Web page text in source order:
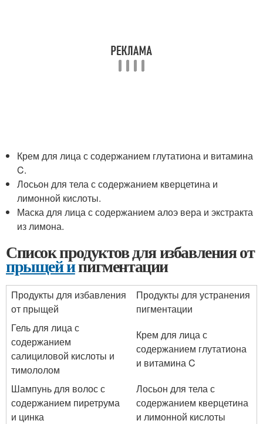
Крем для лица с содержанием глутатиона и витамина
C.
Лосьон для тела с содержанием кверцетина и
лимонной кислоты.
Маска для лица с содержанием алоэ вера и экстракта
из лимона.
Список продуктов для избавления от
прыщей ипигментации
Продукты для избавления
от прыщей
Продукты для устранения
пигментации
Гель для лица с
содержанием
салициловой кислоты и
тимололом
Крем для лица с
содержанием глутатиона
и витамина C
Шампунь для волос с
содержанием пиретрума
и цинка
Лосьон для тела с
содержанием кверцетина
и лимонной кислоты